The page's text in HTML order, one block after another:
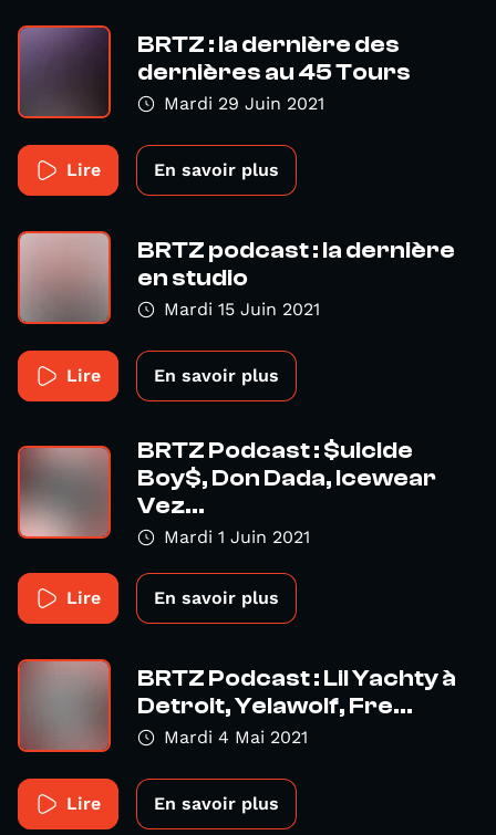
BRTZ : la dernière des
dernières au 45 Tours
Mardi 29 Juin 2021
Lire En savoir plus
BRTZ podcast : la dernière
en studio
Mardi 15 Juin 2021
Lire En savoir plus
BRTZ Podcast : $uicide
Boy$, Don Dada, Icewear
Vez...
Mardi 1 Juin 2021
Lire En savoir plus
BRTZ Podcast : Lil Yachty à
Detroit, Yelawolf, Fre...
Mardi 4 Mai 2021
Lire En savoir plus